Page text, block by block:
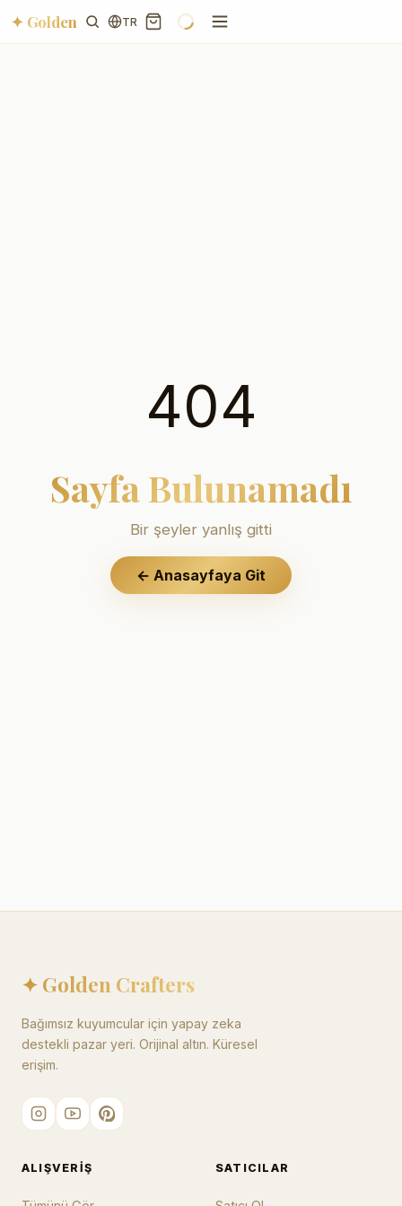
✦ Golden TR
404
Sayfa Bulunamadı
Bir şeyler yanlış gitti
← Anasayfaya Git
✦ Golden Crafters
Bağımsız kuyumcular için yapay zeka
destekli pazar yeri. Orijinal altın. Küresel
erişim.
ALIŞVERIŞ SATICILAR